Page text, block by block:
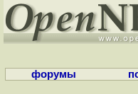
форумы